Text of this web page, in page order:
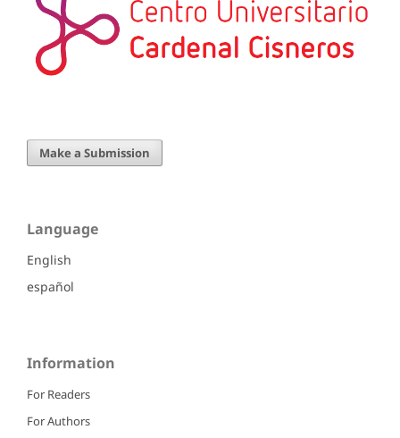
Make a Submission
Language
English
español
Information
For Readers
For Authors